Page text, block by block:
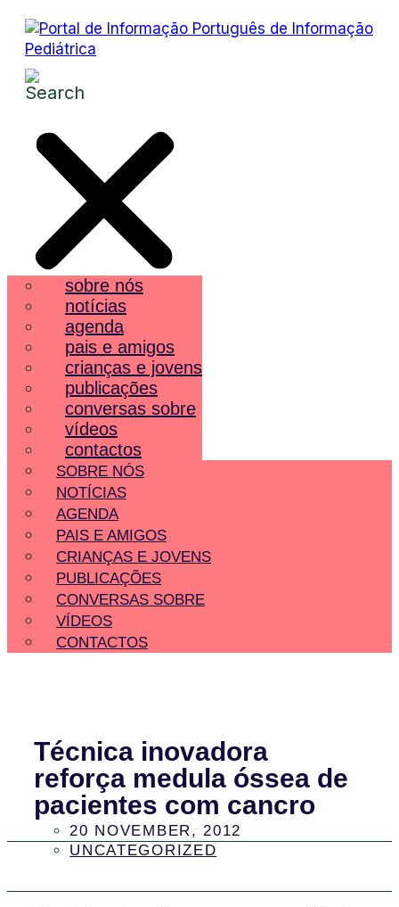
sobre nós
notícias
agenda
pais e amigos
crianças e jovens
publicações
conversas sobre
vídeos
contactos
SOBRE NÓS
NOTÍCIAS
AGENDA
PAIS E AMIGOS
CRIANÇAS E JOVENS
PUBLICAÇÕES
CONVERSAS SOBRE
VÍDEOS
CONTACTOS
Técnica inovadora
reforça medula óssea de
pacientes com cancro
20 NOVEMBER, 2012
UNCATEGORIZED